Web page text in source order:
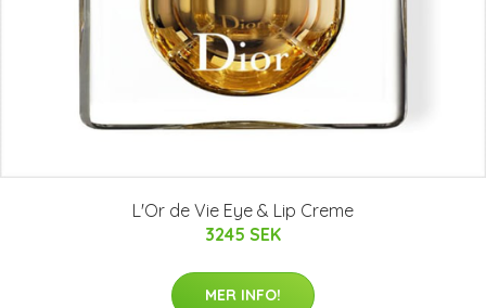
L'Or de Vie Eye & Lip Creme
3245 SEK
MER INFO!